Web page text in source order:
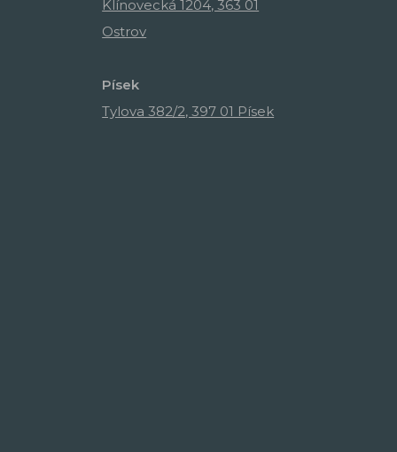
Klínovecká 1204, 363 01
Ostrov
Písek
Tylova 382/2, 397 01 Písek